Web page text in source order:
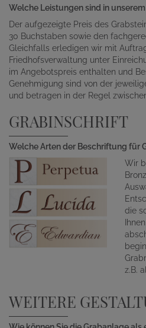
Welche Leistungen sind in
Der aufgezeigte Preis des
30 Buchstaben sowie den
Gleichfalls erledigen wir mit
Friedhofsverwaltung unter
im Angebotspreis enthalten und
Genehmigung sind von der
und betragen in der Regel
GRABINSCHRIFT
Welche Arten der Beschriftung für
Wir
die
z.B.
WEITERE